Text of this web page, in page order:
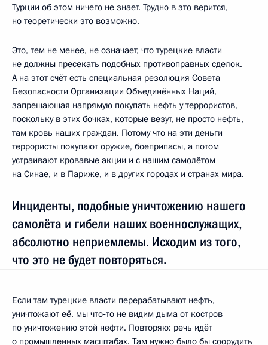
Турции об этом ничего не знает. Трудно в это верится,
но теоретически это возможно.
Это, тем не менее, не означает, что турецкие власти
не должны пресекать подобных противоправных сделок.
А на этот счёт есть специальная резолюция Совета
Безопасности Организации Объединённых Наций,
запрещающая напрямую покупать нефть у террористов,
поскольку в этих бочках, которые везут, не просто нефть,
там кровь наших граждан. Потому что на эти деньги
террористы покупают оружие, боеприпасы, а потом
устраивают кровавые акции и с нашим самолётом
на Синае, и в Париже, и в других городах и странах мира.
Инциденты, подобные уничтожению нашего
самолёта и гибели наших военнослужащих,
абсолютно неприемлемы. Исходим из того,
что это не будет повторяться.
Если там турецкие власти перерабатывают нефть,
уничтожают её, мы что‑то не видим дыма от костров
по уничтожению этой нефти. Повторяю: речь идёт
о промышленных масштабах. Там нужно было бы соорудить